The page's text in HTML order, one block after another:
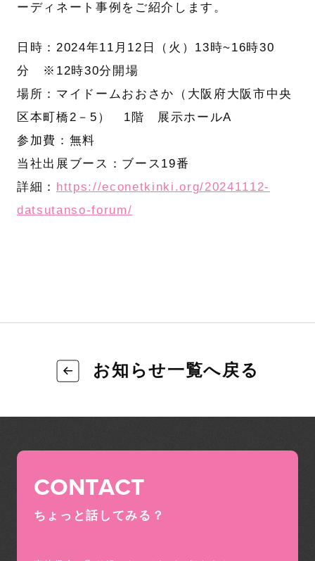
ーディネート事例をご紹介します。
日時：2024年11月12日（火）13時~16時30
分 ※12時30分開場
場所：マイドームおおさか（大阪府大阪市中央
区本町橋2－5） 1階 展示ホールA
参加費：無料
当社出展ブース：ブース19番
詳細： https://econetkinki.org/20241112-
datsutanso-forum/
お知らせ一覧へ戻る
CONTACT
ちょっと話してみる？